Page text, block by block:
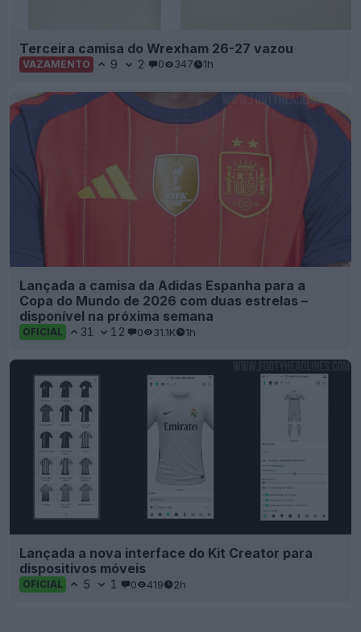
Terceira camisa do Wrexham 26-27 vazou
VAZAMENTO 9 2 0 347 1h
Lançada a camisa da Adidas Espanha para a
Copa do Mundo de 2026 com duas estrelas –
disponível na próxima semana
OFICIAL 31 12 0 31.1K 1h
Lançada a nova interface do Kit Creator para
dispositivos móveis
OFICIAL 5 1 0 419 2h